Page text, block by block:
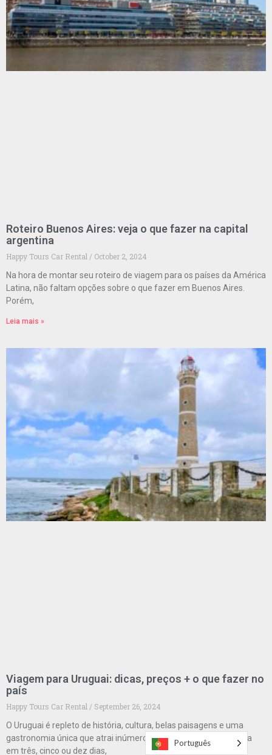
Roteiro Buenos Aires: veja o que fazer na capital
argentina
Happy Tours Car Rental
October 2, 2024
Na hora de montar seu roteiro de viagem para os países da América
Latina, não faltam opções sobre o que fazer em Buenos Aires.
Porém,
Leia mais »
Viagem para Uruguai: dicas, preços + o que fazer no
país
Happy Tours Car Rental
September 26, 2024
O Uruguai é repleto de história, cultura, belas paisagens e uma
gastronomia única que atrai inúmeros turistas anualmente. Seja
em três, cinco ou dez dias,
Português